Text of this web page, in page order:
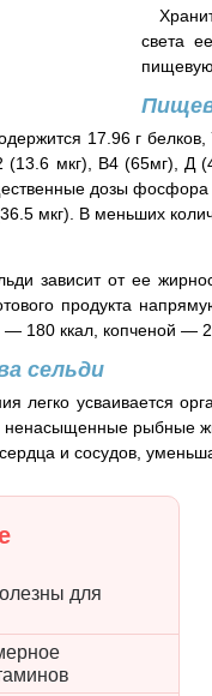
света
пищевую
17.96 г
мкг), В4 (65мг), Д
дозы
мкг). В меньших
зависит от ее
продукта
— 180 ккал, копченой —
сельди
легко усваивается
рыбные
и сосудов,
для